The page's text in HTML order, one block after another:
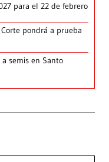
para el 22 de febrero
pondrá a prueba
semis en Santo